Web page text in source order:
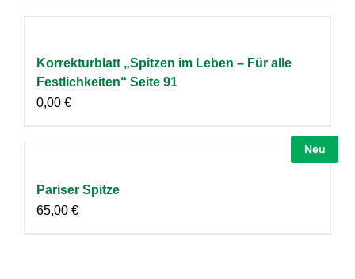
Korrekturblatt „Spitzen im Leben – Für alle
Festlichkeiten“ Seite 91
0,00 €
Neu
Pariser Spitze
65,00 €